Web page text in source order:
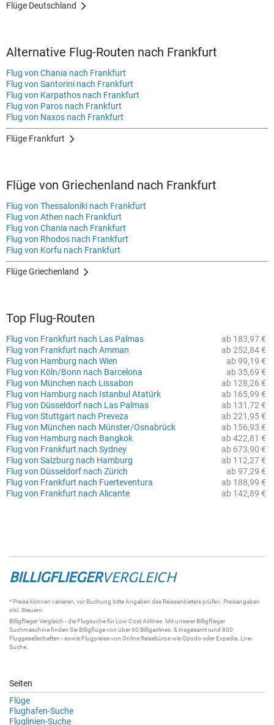
Flüge Deutschland
Alternative Flug-Routen nach Frankfurt
Flug von Chania nach Frankfurt
Flug von Santorini nach Frankfurt
Flug von Karpathos nach Frankfurt
Flug von Paros nach Frankfurt
Flug von Naxos nach Frankfurt
Flüge Frankfurt
Flüge von Griechenland nach Frankfurt
Flug von Thessaloniki nach Frankfurt
Flug von Athen nach Frankfurt
Flug von Chania nach Frankfurt
Flug von Rhodos nach Frankfurt
Flug von Korfu nach Frankfurt
Flüge Griechenland
Top Flug-Routen
ab 183,97 €
Flug von Frankfurt nach Las Palmas
ab 252,84 €
Flug von Frankfurt nach Amman
ab 99,19 €
Flug von Hamburg nach Wien
ab 35,69 €
Flug von Köln/Bonn nach Barcelona
ab 128,26 €
Flug von München nach Lissabon
ab 165,99 €
Flug von Hamburg nach Istanbul Atatürk
ab 131,72 €
Flug von Düsseldorf nach Las Palmas
ab 221,95 €
Flug von Stuttgart nach Preveza
ab 156,93 €
Flug von München nach Münster/Osnabrück
ab 422,81 €
Flug von Hamburg nach Bangkok
ab 673,90 €
Flug von Frankfurt nach Sydney
ab 112,27 €
Flug von Salzburg nach Hamburg
ab 97,29 €
Flug von Düsseldorf nach Zürich
ab 188,99 €
Flug von Frankfurt nach Fuerteventura
ab 142,89 €
Flug von Frankfurt nach Alicante
BILLIGFLIEGERVERGLEICH
* Preise können variieren, vor Buchung bitte Angaben des Reiseanbieters prüfen. Preisangaben
inkl. Steuern.
BilligfliegerVergleich - die Flugsuchefür Low Cost Airlines. Mit unsererBilligflieger
Suchmaschinefinden Sie Billigflügevon über 60 Billigairlines . & insgesamt rund 800
Fluggesellschaften - sowie Flugpreise von Online Reisebüros wie Opodo oder Expedia. Live-
Suche
Seiten
Flüge
Flughafen-Suche
Fluglinien-Suche